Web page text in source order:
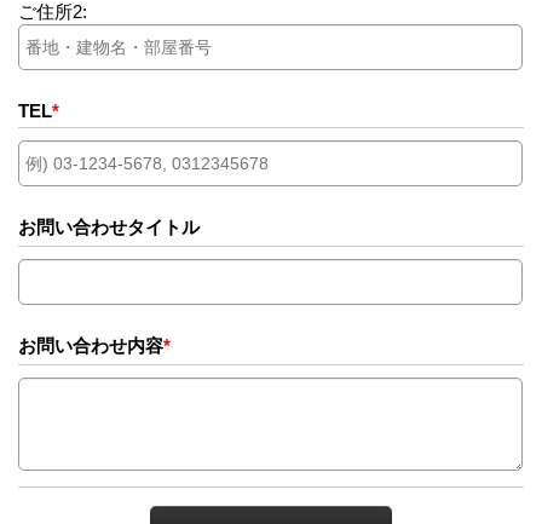
ご住所2:
TEL*
お問い合わせタイトル
お問い合わせ内容*